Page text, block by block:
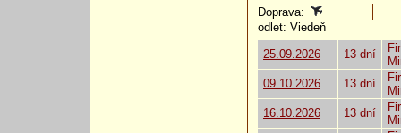
Doprava:
odlet: Viedeň
25.09.2026
13 dní
09.10.2026
13 dní
16.10.2026
13 dní